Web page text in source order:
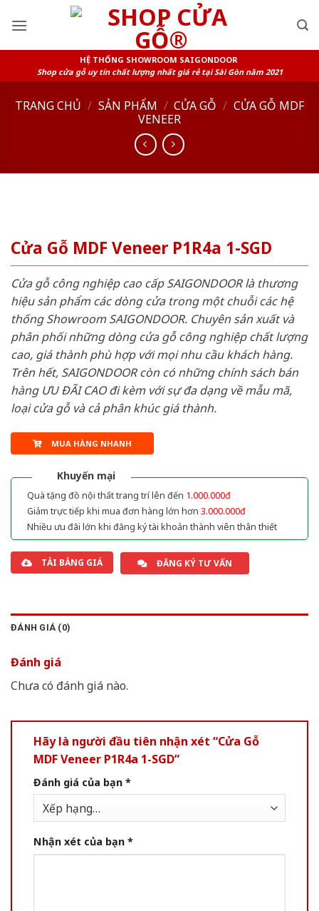
HỆ THỐNG SHOWROOM SAIGONDOOR
Shop cửa gỗ uy tín chất lượng nhất giá rẻ tại Sài Gòn năm 2021
TRANG CHỦ / SẢN PHẨM / CỬA GỖ / CỬA GỖ MDF
VENEER
Cửa Gỗ MDF Veneer P1R4a 1-SGD
Cửa gỗ công nghiệp cao cấp SAIGONDOOR là thương
hiệu sản phẩm các dòng cửa trong một chuỗi các hệ
thống Showroom SAIGONDOOR. Chuyên sản xuất và
phân phối những dòng cửa gỗ công nghiệp chất lượng
cao, giá thành phù hợp với mọi nhu cầu khách hàng.
Trên hết, SAIGONDOOR còn có những chính sách bán
hàng ƯU ĐÃI CAO đi kèm với sự đa dạng về mẫu mã,
loại cửa gỗ và cả phân khúc giá thành.
MUA HÀNG NHANH
Khuyến mại
Quà tặng đồ nội thất trang trí lên đến 1.000.000đ
Giảm trực tiếp khi mua đơn hàng lớn hơn 3.000.000đ
Nhiều ưu đãi lớn khi đăng ký tài khoản thành viên thân thiết
TẢI BẢNG GIÁ ĐĂNG KÝ TƯ VẤN
ĐÁNH GIÁ (0)
Đánh giá
Chưa có đánh giá nào.
Hãy là người đầu tiên nhận xét “Cửa Gỗ
MDF Veneer P1R4a 1-SGD”
Đánh giá của bạn *
Nhận xét của bạn *